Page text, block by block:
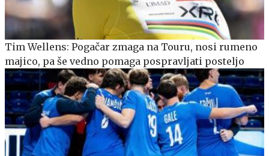
Tim Wellens: Pogačar zmaga na Touru, nosi rumeno
majico, pa še vedno pomaga pospravljati posteljo